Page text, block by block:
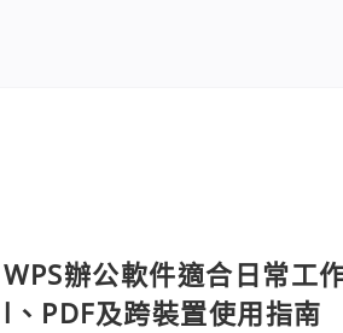
WPS辦公軟件適合日常工
l、PDF及跨裝置使用指南